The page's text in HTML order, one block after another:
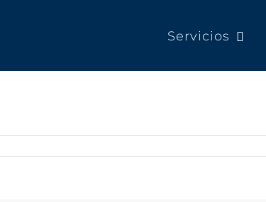
Servicios